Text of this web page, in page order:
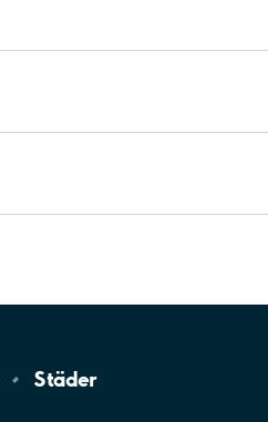
Städer